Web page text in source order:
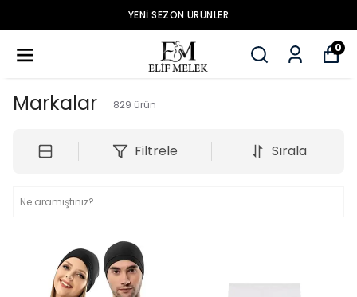
YENİ SEZON ÜRÜNLER
0
Markalar 829 ürün
Filtrele Sırala